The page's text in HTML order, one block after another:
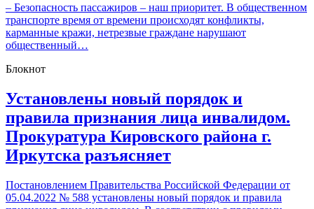
– Безопасность пассажиров – наш приоритет. В общественном
транспорте время от времени происходят конфликты,
карманные кражи, нетрезвые граждане нарушают
общественный…
Блокнот
Установлены новый порядок и
правила признания лица инвалидом.
Прокуратура Кировского района г.
Иркутска разъясняет
Постановлением Правительства Российской Федерации от
05.04.2022 № 588 установлены новый порядок и правила